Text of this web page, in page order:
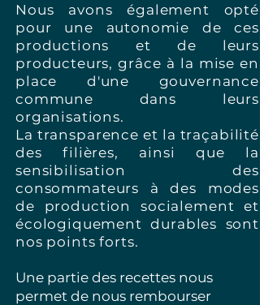
Nous avons également opté
pour une autonomie de ces
productions et de leurs
producteurs, grâce à la mise en
place d'une gouvernance
commune dans leurs
organisations.
La transparence et la traçabilité
des filières, ainsi que la
sensibilisation des
consommateurs à des modes
de production socialement et
écologiquement durables sont
nos points forts.
Une partie des recettes nous
permet de nous rembourser